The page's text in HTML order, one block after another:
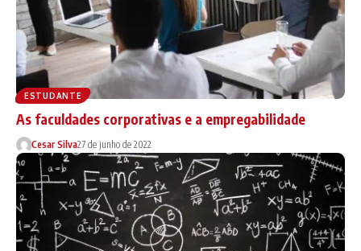
ESTUDANTE
As faculdades corporativas e a empregabilidade
Cesar Silva27 de junho de 2022